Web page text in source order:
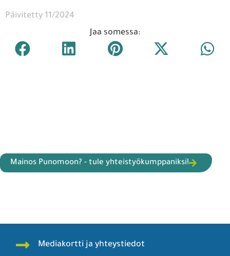
Päivitetty 11/2024
Jaa somessa:
Mainos Punomoon? - tule yhteistyökumppaniksi!
Mediakortti ja yhteystiedot